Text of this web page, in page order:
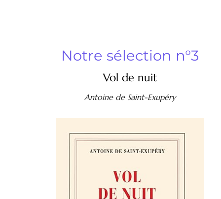
Notre sélection n°3
Vol de nuit
Antoine de Saint-Exupéry